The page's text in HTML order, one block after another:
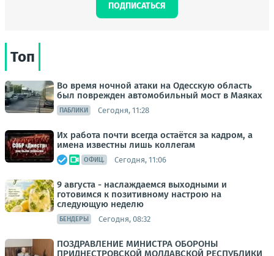
ПОДПИСАТЬСЯ
Топ
Во время ночной атаки на Одесскую область
был поврежден автомобильный мост в Маяках
ПАБЛИКИ Сегодня, 11:28
Их работа почти всегда остаётся за кадром, а
имена известны лишь коллегам
ОФИЦ. Сегодня, 11:06
9 августа - наслаждаемся выходными и
готовимся к позитивному настрою на
следующую неделю
БЕНДЕРЫ Сегодня, 08:32
ПОЗДРАВЛЕНИЕ МИНИСТРА ОБОРОНЫ
ПРИДНЕСТРОВСКОЙ МОЛДАВСКОЙ РЕСПУБЛИКИ